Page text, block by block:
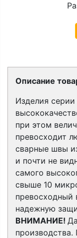
Описание
Изделия серии
при этом
превосходит
сварные швы
и почти не
самого
свыше 10
превосходный
надежную
ВНИМАНИЕ!